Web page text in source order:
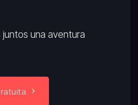
una aventura